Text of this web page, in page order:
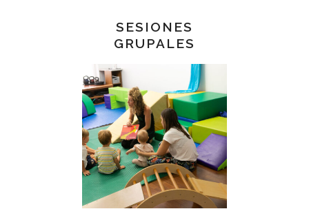
SESIONES
GRUPALES